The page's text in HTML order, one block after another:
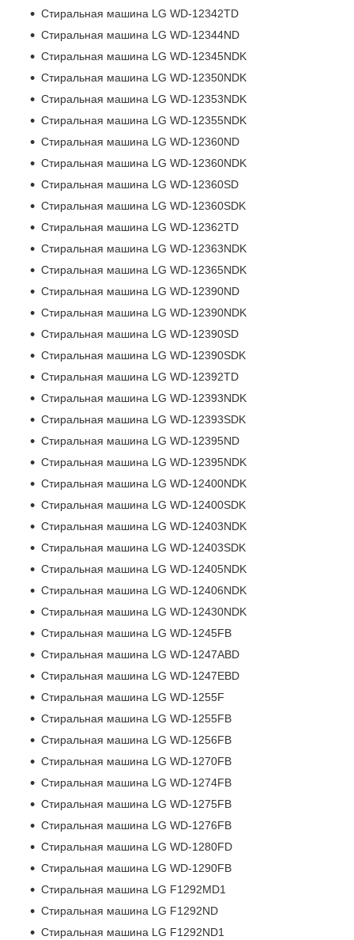
Стиральная машина LG WD-12342TD
Стиральная машина LG WD-12344ND
Стиральная машина LG WD-12345NDK
Стиральная машина LG WD-12350NDK
Стиральная машина LG WD-12353NDK
Стиральная машина LG WD-12355NDK
Стиральная машина LG WD-12360ND
Стиральная машина LG WD-12360NDK
Стиральная машина LG WD-12360SD
Стиральная машина LG WD-12360SDK
Стиральная машина LG WD-12362TD
Стиральная машина LG WD-12363NDK
Стиральная машина LG WD-12365NDK
Стиральная машина LG WD-12390ND
Стиральная машина LG WD-12390NDK
Стиральная машина LG WD-12390SD
Стиральная машина LG WD-12390SDK
Стиральная машина LG WD-12392TD
Стиральная машина LG WD-12393NDK
Стиральная машина LG WD-12393SDK
Стиральная машина LG WD-12395ND
Стиральная машина LG WD-12395NDK
Стиральная машина LG WD-12400NDK
Стиральная машина LG WD-12400SDK
Стиральная машина LG WD-12403NDK
Стиральная машина LG WD-12403SDK
Стиральная машина LG WD-12405NDK
Стиральная машина LG WD-12406NDK
Стиральная машина LG WD-12430NDK
Стиральная машина LG WD-1245FB
Стиральная машина LG WD-1247ABD
Стиральная машина LG WD-1247EBD
Стиральная машина LG WD-1255F
Стиральная машина LG WD-1255FB
Стиральная машина LG WD-1256FB
Стиральная машина LG WD-1270FB
Стиральная машина LG WD-1274FB
Стиральная машина LG WD-1275FB
Стиральная машина LG WD-1276FB
Стиральная машина LG WD-1280FD
Стиральная машина LG WD-1290FB
Стиральная машина LG F1292MD1
Стиральная машина LG F1292ND
Стиральная машина LG F1292ND1